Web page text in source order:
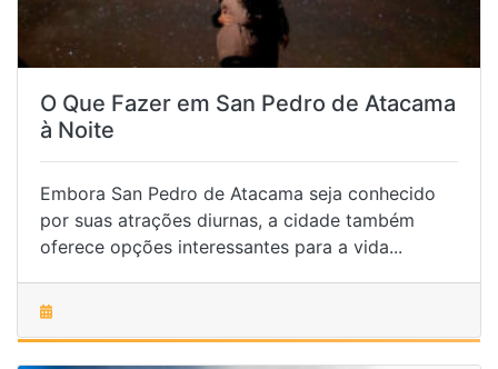
O Que Fazer em San Pedro de Atacama
à Noite
Embora San Pedro de Atacama seja conhecido
por suas atrações diurnas, a cidade também
oferece opções interessantes para a vida...